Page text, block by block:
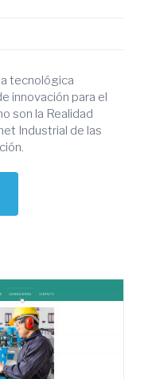
tecnológica
innovación para el
son la Realidad
Industrial de las